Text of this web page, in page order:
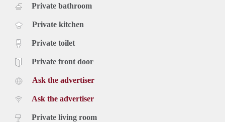
Private bathroom
Private kitchen
Private toilet
Private front door
Ask the advertiser
Ask the advertiser
Private living room